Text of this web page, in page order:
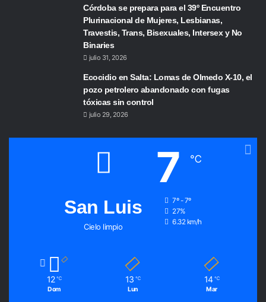
Córdoba se prepara para el 39º Encuentro
Plurinacional de Mujeres, Lesbianas,
Travestis, Trans, Bisexuales, Intersex y No
Binaries
julio 31, 2026
Ecocidio en Salta: Lomas de Olmedo X-10, el
pozo petrolero abandonado con fugas
tóxicas sin control
julio 29, 2026
San Luis
Cielo limpio
7 ℃
7º - 7º
27%
6.32 km/h
12 ℃
Dom
13 ℃
Lun
14 ℃
Mar